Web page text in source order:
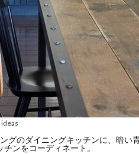
グのダイニングキッチンに、暗い
ンをコーディネート。